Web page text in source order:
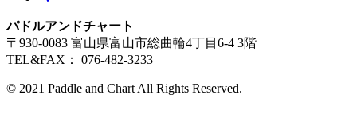
パドルアンドチャート
〒930-0083 富山県富山市総曲輪4丁目6-4 3階
TEL&FAX： 076-482-3233
© 2021 Paddle and Chart All Rights Reserved.